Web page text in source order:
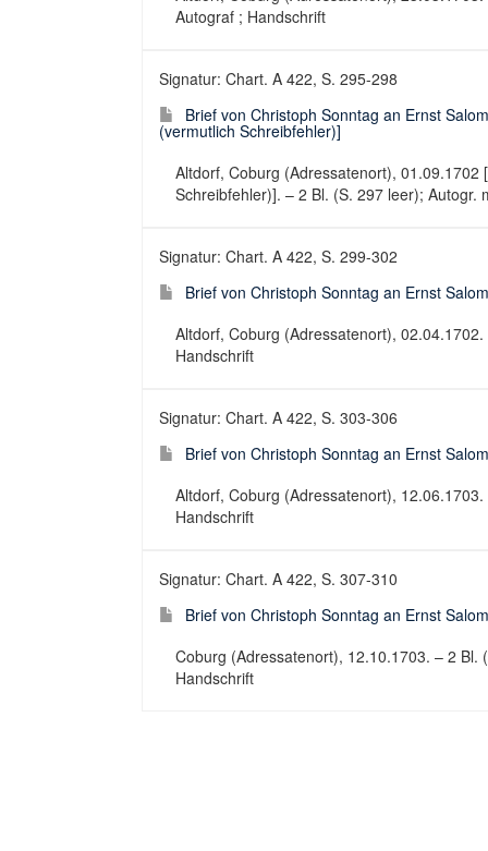
Autograf ; Handschrift
Signatur: Chart. A 422, S. 295-298
Brief von Christoph Sonntag an Ernst
(vermutlich Schreibfehler)]
Altdorf, Coburg (Adressatenort),
Schreibfehler)]. – 2 Bl. (S. 297 leer);
Signatur: Chart. A 422, S. 299-302
Brief von Christoph Sonntag an Ernst
Altdorf, Coburg (Adressatenort),
Handschrift
Signatur: Chart. A 422, S. 303-306
Brief von Christoph Sonntag an Ernst
Altdorf, Coburg (Adressatenort),
Handschrift
Signatur: Chart. A 422, S. 307-310
Brief von Christoph Sonntag an Ernst
Coburg (Adressatenort), 12.10.1703. – 2 Bl.
Handschrift